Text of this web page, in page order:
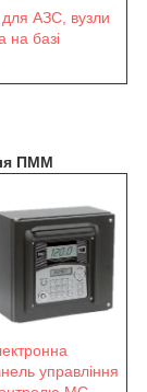
АЗС, вузли
на базі
ПММ
управління